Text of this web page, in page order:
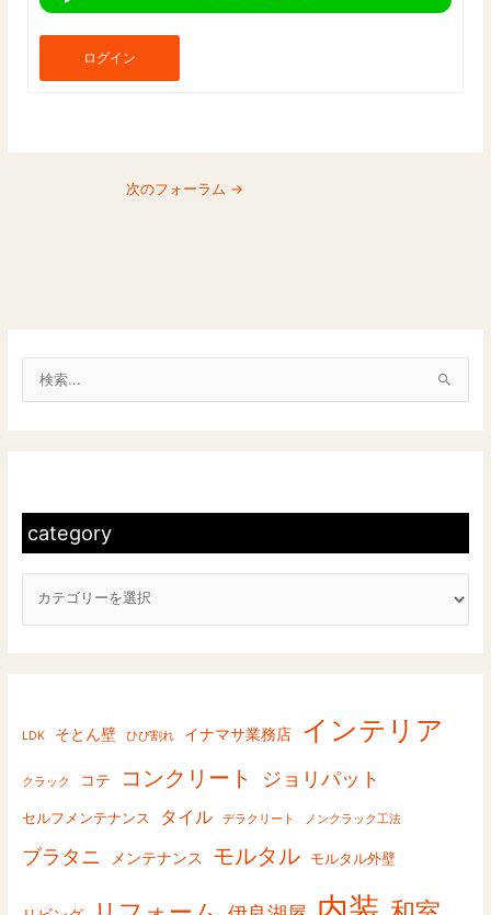
ログイン
次のフォーラム →
category
g
r
LDK そとん壁 ひび割れ イナマサ業務店 インテリア
クラック コテ コンクリート ジョリパット
セルフメンテナンス タイル デラクリート ノンクラック工法
ブラタニ メンテナンス モルタル モルタル外壁